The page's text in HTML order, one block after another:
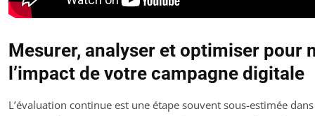
Mesurer, analyser et optimiser pour
l’impact de votre campagne digitale
L’évaluation continue est une étape souvent sous-estimée